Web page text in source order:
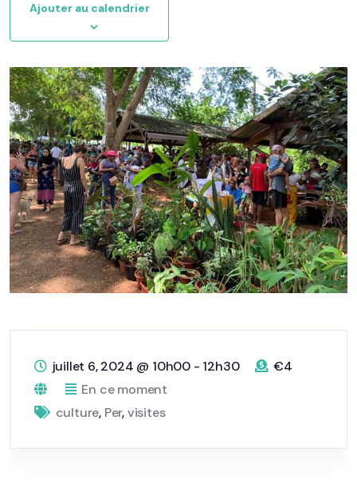
Ajouter au calendrier
juillet 6, 2024 @ 10h00 - 12h30
€4
En ce moment
culture, Per,visites